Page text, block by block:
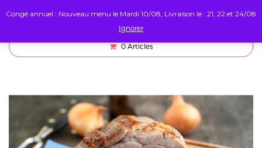
0 Articles
Congé annuel : Nouveau menu le Mardi 10/08, Livraison le : 21, 22 et 24/08
Ignorer